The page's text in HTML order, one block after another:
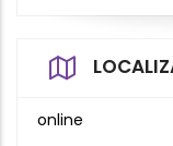
online